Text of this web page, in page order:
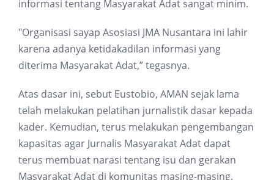
informasi tentang Masyarakat Adat sangat minim.
"Organisasi sayap Asosiasi JMA Nusantara ini lahir
karena adanya ketidakadilan informasi yang
diterima Masyarakat Adat,” tegasnya.
Atas dasar ini, sebut Eustobio, AMAN sejak lama
telah melakukan pelatihan jurnalistik dasar kepada
kader. Kemudian, terus melakukan pengembangan
kapasitas agar Jurnalis Masyarakat Adat dapat
terus membuat narasi tentang isu dan gerakan
Masyarakat Adat di komunitas masing-masing.